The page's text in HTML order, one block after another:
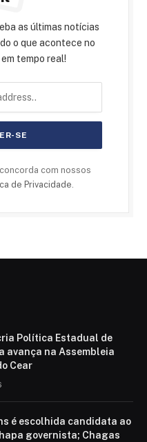
as últimas notícias
o que acontece no
tempo real!
com nossos
de Privacidade.
Política Estadual de
avança na Assembleia
Cear
é escolhida candidata ao
governista; Chagas